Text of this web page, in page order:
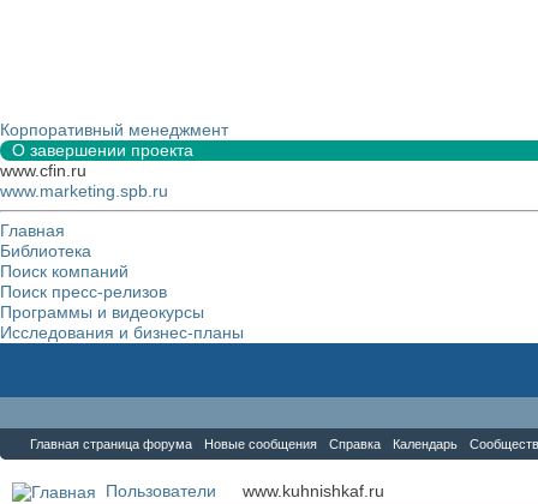
Корпоративный менеджмент
О завершении проекта
www.cfin.ru
www.marketing.spb.ru
Главная
Библиотека
Поиск компаний
Поиск пресс-релизов
Программы и видеокурсы
Исследования и бизнес-планы
Главная страница форума Новые сообщения Справка Календарь
Пользователи www.kuhnishkaf.ru